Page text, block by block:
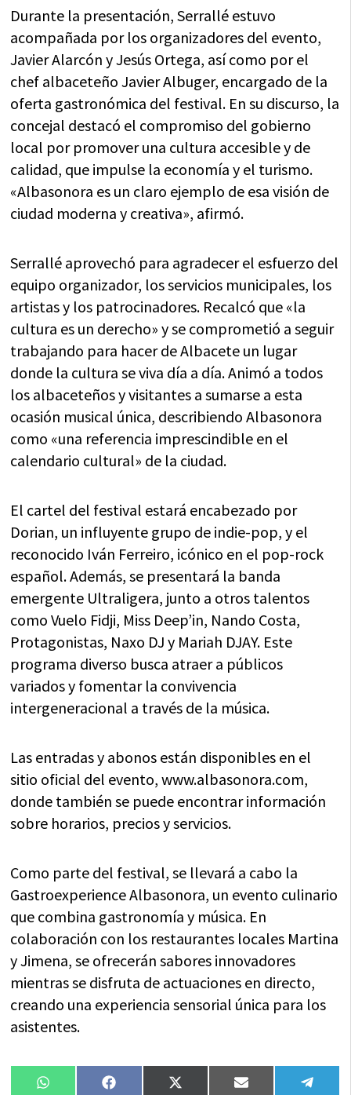
Durante la presentación, Serrallé estuvo
acompañada por los organizadores del evento,
Javier Alarcón y Jesús Ortega, así como por el
chef albaceteño Javier Albuger, encargado de la
oferta gastronómica del festival. En su discurso, la
concejal destacó el compromiso del gobierno
local por promover una cultura accesible y de
calidad, que impulse la economía y el turismo.
«Albasonora es un claro ejemplo de esa visión de
ciudad moderna y creativa», afirmó.
Serrallé aprovechó para agradecer el esfuerzo del
equipo organizador, los servicios municipales, los
artistas y los patrocinadores. Recalcó que «la
cultura es un derecho» y se comprometió a seguir
trabajando para hacer de Albacete un lugar
donde la cultura se viva día a día. Animó a todos
los albaceteños y visitantes a sumarse a esta
ocasión musical única, describiendo Albasonora
como «una referencia imprescindible en el
calendario cultural» de la ciudad.
El cartel del festival estará encabezado por
Dorian, un influyente grupo de indie-pop, y el
reconocido Iván Ferreiro, icónico en el pop-rock
español. Además, se presentará la banda
emergente Ultraligera, junto a otros talentos
como Vuelo Fidji, Miss Deep’in, Nando Costa,
Protagonistas, Naxo DJ y Mariah DJAY. Este
programa diverso busca atraer a públicos
variados y fomentar la convivencia
intergeneracional a través de la música.
Las entradas y abonos están disponibles en el
sitio oficial del evento, www.albasonora.com,
donde también se puede encontrar información
sobre horarios, precios y servicios.
Como parte del festival, se llevará a cabo la
Gastroexperience Albasonora, un evento culinario
que combina gastronomía y música. En
colaboración con los restaurantes locales Martina
y Jimena, se ofrecerán sabores innovadores
mientras se disfruta de actuaciones en directo,
creando una experiencia sensorial única para los
asistentes.
Compartir
WhatsAppCompartir
FacebookCompartir
X
Compartir
Email